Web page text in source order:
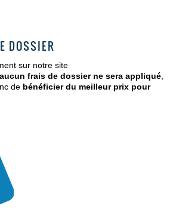
DOSSIER
sur notre site
aucun frais de dossier ne sera appliqué
de bénéficier du meilleur prix pour